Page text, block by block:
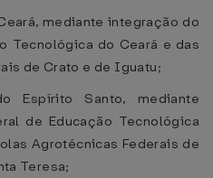
mediante integração do
Tecnológica do Ceará e das
de Crato e de Iguatu;
Espírito Santo, mediante
de Educação Tecnológica
Agrotécnicas Federais de
Teresa;